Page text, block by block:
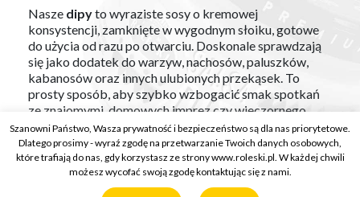
Nasze dipyto wyraziste sosy o kremowej
konsystencji, zamknięte w wygodnym słoiku, gotowe
do użycia od razu po otwarciu. Doskonale sprawdzają
się jako dodatek do warzyw, nachosów, paluszków,
kabanosów oraz innych ulubionych przekąsek. To
prosty sposób, aby szybko wzbogacić smak spotkań
ze znajomymi, domowych imprez czy wieczornego
relaksu przy przekąskach.
Szanowni Państwo, Wasza prywatność i bezpieczeństwo są dla nas priorytetowe.
Dlatego prosimy - wyraź zgodę na przetwarzanie Twoich danych osobowych,
które trafiają do nas, gdy korzystasz ze strony www.roleski.pl. W każdej chwili
możesz wycofać swoją zgodę kontaktując się z nami.